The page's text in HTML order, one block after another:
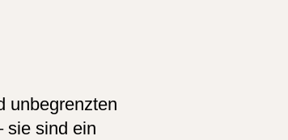
unbegrenzten
sie sind ein